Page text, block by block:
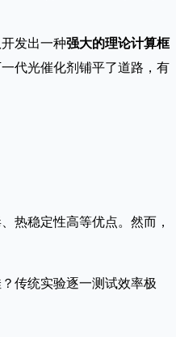
发出一种强大的理论计算框
代光催化剂铺平了道路，有
热稳定性高等优点。然而，
传统实验逐一测试效率极